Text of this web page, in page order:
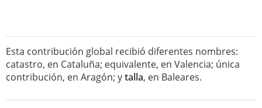
Esta contribución global recibió diferentes nombres:
catastro, en Cataluña; equivalente, en Valencia; única
contribución, en Aragón; ytalla, en Baleares.